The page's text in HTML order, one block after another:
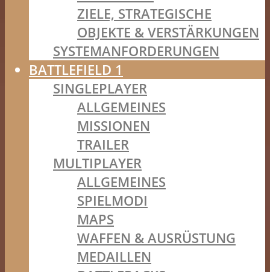
ZIELE, STRATEGISCHE
OBJEKTE & VERSTÄRKUNGEN
SYSTEMANFORDERUNGEN
BATTLEFIELD 1
SINGLEPLAYER
ALLGEMEINES
MISSIONEN
TRAILER
MULTIPLAYER
ALLGEMEINES
SPIELMODI
MAPS
WAFFEN & AUSRÜSTUNG
MEDAILLEN